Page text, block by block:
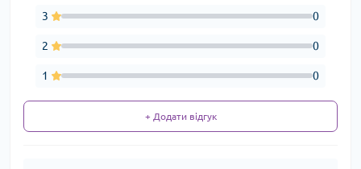
3 0
2 0
1 0
+ Додати відгук